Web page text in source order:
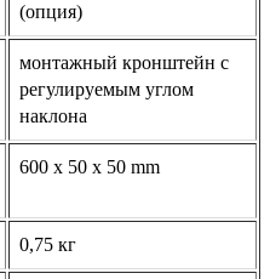
(опция)
монтажный кронштейн с
регулируемым углом
наклона
600 х 50 х 50 mm
0,75 кг